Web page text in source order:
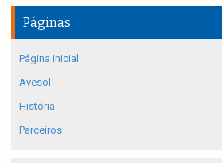
Páginas
Página inicial
Avesol
História
Parceiros